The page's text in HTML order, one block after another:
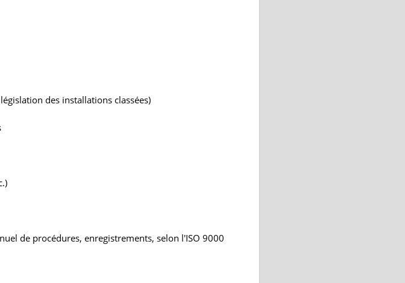
des installations classées)
de procédures, enregistrements, selon l'ISO 9000